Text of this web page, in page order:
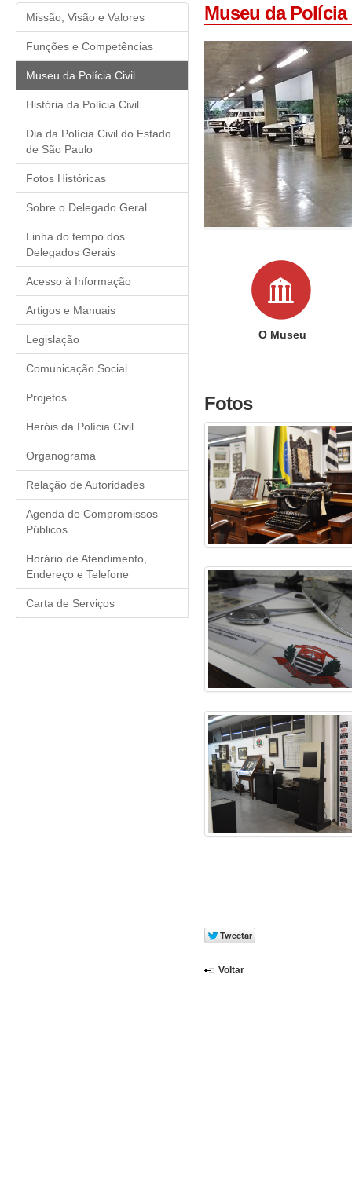
Missão, Visão e Valores
Funções e Competências
Museu da Polícia Civil
História da Polícia Civil
Dia da Polícia Civil do Estado
de São Paulo
Fotos Históricas
Sobre o Delegado Geral
Linha do tempo dos
Delegados Gerais
Acesso à Informação
Artigos e Manuais
Legislação
Comunicação Social
Projetos
Heróis da Polícia Civil
Organograma
Relação de Autoridades
Agenda de Compromissos
Públicos
Horário de Atendimento,
Endereço e Telefone
Carta de Serviços
Museu da Polícia
O Museu
Fotos
Voltar